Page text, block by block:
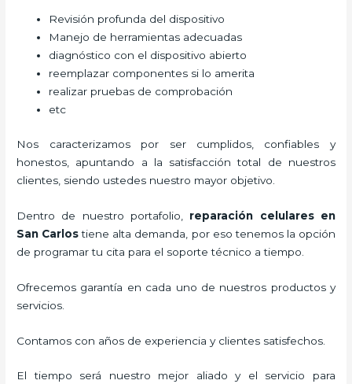
Revisión profunda del dispositivo
Manejo de herramientas adecuadas
diagnóstico con el dispositivo abierto
reemplazar componentes si lo amerita
realizar pruebas de comprobación
etc
Nos caracterizamos por ser cumplidos, confiables y
honestos, apuntando a la satisfacción total de nuestros
clientes, siendo ustedes nuestro mayor objetivo.
Dentro de nuestro portafolio, reparación celulares en
San Carlostiene alta demanda, por eso tenemos la opción
de programar tu cita para el soporte técnico a tiempo.
Ofrecemos garantía en cada uno de nuestros productos y
servicios.
Contamos con años de experiencia y clientes satisfechos.
El tiempo será nuestro mejor aliado y el servicio para